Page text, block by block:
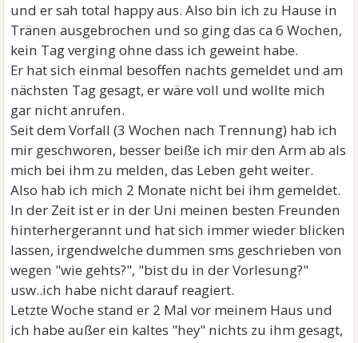
und er sah total happy aus. Also bin ich zu Hause in
Tränen ausgebrochen und so ging das ca 6 Wochen,
kein Tag verging ohne dass ich geweint habe.
Er hat sich einmal besoffen nachts gemeldet und am
nächsten Tag gesagt, er wäre voll und wollte mich
gar nicht anrufen.
Seit dem Vorfall (3 Wochen nach Trennung) hab ich
mir geschworen, besser beiße ich mir den Arm ab als
mich bei ihm zu melden, das Leben geht weiter.
Also hab ich mich 2 Monate nicht bei ihm gemeldet.
In der Zeit ist er in der Uni meinen besten Freunden
hinterhergerannt und hat sich immer wieder blicken
lassen, irgendwelche dummen sms geschrieben von
wegen "wie gehts?", "bist du in der Vorlesung?"
usw..ich habe nicht darauf reagiert.
Letzte Woche stand er 2 Mal vor meinem Haus und
ich habe außer ein kaltes "hey" nichts zu ihm gesagt,